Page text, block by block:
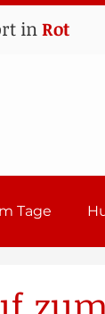
inRot
Tage
Rot